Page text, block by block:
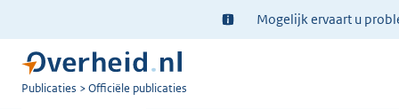
Ter
informatie:
Mogelijk ervaart u
U
Publicaties Officiële publicaties